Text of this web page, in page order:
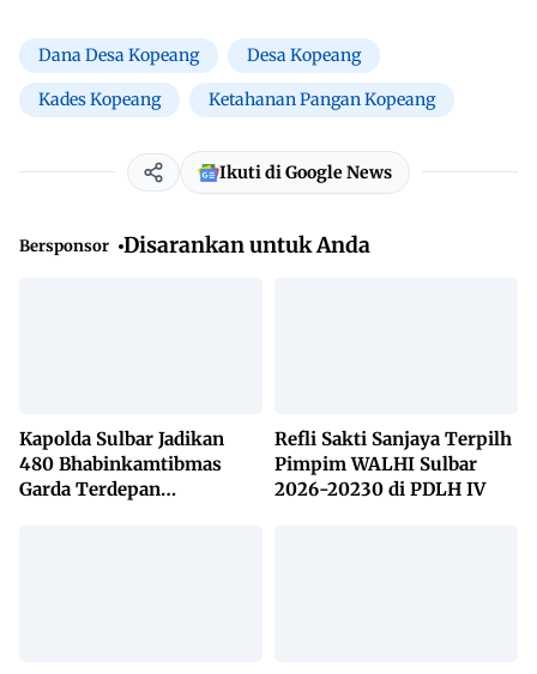
Dana Desa Kopeang Desa Kopeang
Kades Kopeang Ketahanan Pangan Kopeang
Ikuti di Google News
Bersponsor Disarankan untuk Anda
Kapolda Sulbar Jadikan
480 Bhabinkamtibmas
Garda Terdepan
Refli Sakti Sanjaya Terpilh
Pimpim WALHI Sulbar
2026-20230 di PDLH IV